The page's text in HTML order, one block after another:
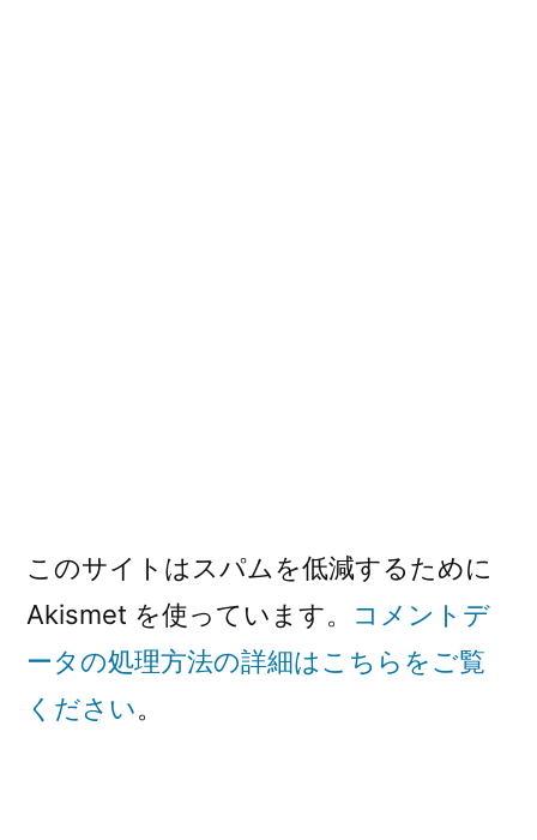
このサイトはスパムを低減するために
Akismet を使っています。
コメントデ
ータの処理方法の詳細はこちらをご覧
ください。